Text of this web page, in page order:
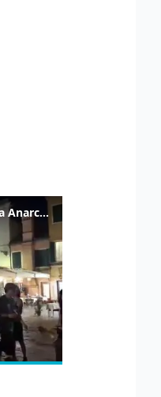
Venezia omaggia Guccini con una Cantata Anarchica in campo Santa Margherita